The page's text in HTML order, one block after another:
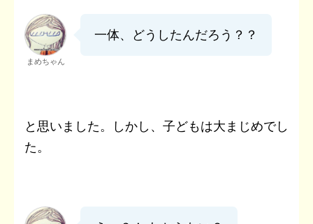
まめちゃん
一体、どうしたんだろう？？
と思いました。しかし、子どもは大まじめでし
た。